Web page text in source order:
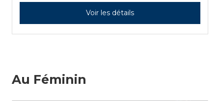
Voir les détails
Au Féminin